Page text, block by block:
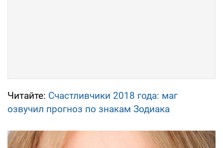
Читайте: Счастливчики 2018 года: маг
озвучил прогноз по знакам Зодиака